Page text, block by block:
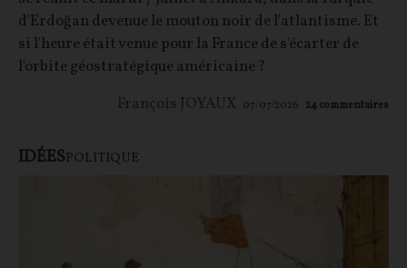
d'Erdoğan devenue le mouton noir de l'atlantisme. Et
si l'heure était venue pour la France de s'écarter de
l'orbite géostratégique américaine ?
François JOYAUX 07/07/2026 24commentaires
IDÉESPOLITIQUE